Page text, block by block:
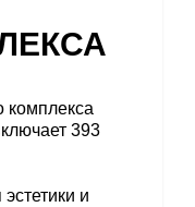
393
и